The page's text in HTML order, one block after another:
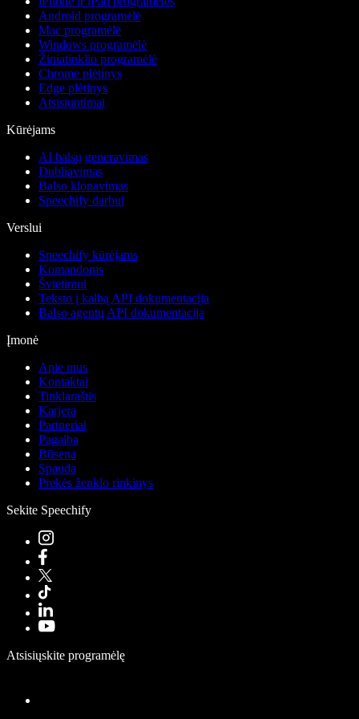
Android programėlė
Mac programėlė
Windows programėlė
Žiniatinklio programėlė
Chrome plėtinys
Edge plėtinys
Atsisiuntimai
Kūrėjams
AI balsų generavimas
Dubliavimas
Balso klonavimas
Speechify darbui
Verslui
Speechify kūrėjams
Komandoms
Švietimui
Teksto į kalbą API dokumentacija
Balso agentų API dokumentacija
Įmonė
Apie mus
Kontaktai
Tinklaraštis
Karjera
Partneriai
Pagalba
Būsena
Spauda
Prekės ženklo rinkinys
Sekite Speechify
Atsisiųskite programėlę